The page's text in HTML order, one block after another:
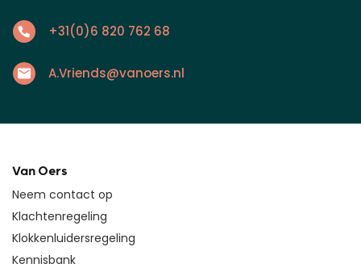
+31(0)6 820 762 68
A.Vriends@vanoers.nl
Van Oers
Neem contact op
Klachtenregeling
Klokkenluidersregeling
Kennisbank